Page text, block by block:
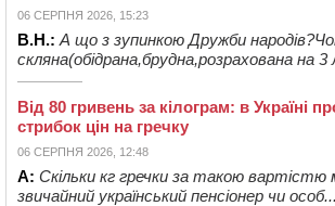
06 СЕРПНЯ 2026, 15:23
В.Н.: А що з зупинкою Дружби
скляна(обідрана,брудна,розрахована на 3
Від 80 гривень за кілограм: в Україні
стрибок цін на гречку
06 СЕРПНЯ 2026, 12:48
А: Скільки кг гречки за такою
звичайний український пенсіонер чи особ...